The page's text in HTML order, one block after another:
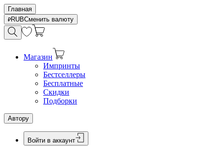
Главная
RUBСменить валюту
Магазин
Импринты
Бестселлеры
Бесплатные
Скидки
Подборки
Автору
Войти в аккаунт